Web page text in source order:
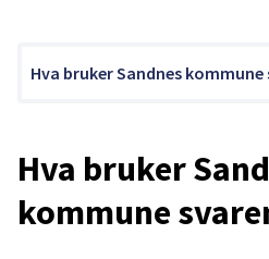
Hva bruker Sandnes kommune
Hva bruker
kommune